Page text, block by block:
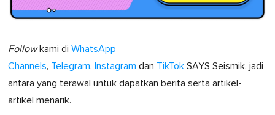
Followkami di WhatsApp
Channels, Telegram, Instagram dan TikTok SAYS Seismik, jadi
antara yang terawal untuk dapatkan berita serta artikel-
artikel menarik.